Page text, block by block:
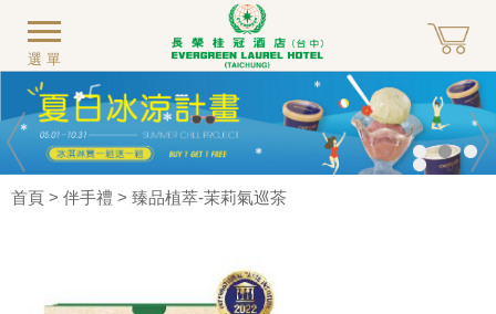
選單
首頁 > 伴手禮 > 臻品植萃-茉莉氣巡茶